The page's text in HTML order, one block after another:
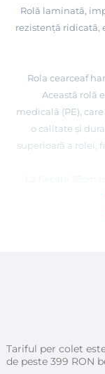
Rolă laminată,
rezistență ridicată,
Rola cearceaf
Această rolă
medicală (PE),
o calitate și
superioară a rolei,
lichidelor și, pe
Tariful per colet
de peste 399 RON